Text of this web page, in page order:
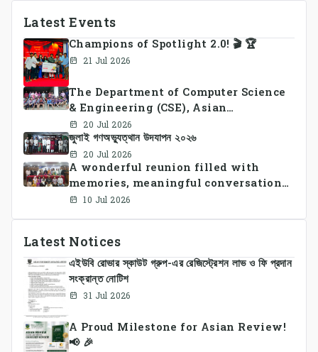
Latest Events
Champions of Spotlight 2.0! 🎬 🏆
21 Jul 2026
The Department of Computer Science
& Engineering (CSE), Asian
University of Bangladesh
successfully organized CSE Summer
Sports Day 2026, bringing together
students and faculty members in a
vibrant celebration of sportsmanship,
teamwork, and unity.
20 Jul 2026
জুলাই গণঅভ্যুত্থান উদযাপন ২০২৬
20 Jul 2026
A wonderful reunion filled with
memories, meaningful conversations,
and lasting connections.
10 Jul 2026
Latest Notices
এইউবি রোভার স্কাউট গ্রুপ-এর রেজিস্ট্রেশন লাভ ও ফি প্রদান
সংক্রান্ত নোটিশ
31 Jul 2026
A Proud Milestone for Asian Review!
📢 🎉